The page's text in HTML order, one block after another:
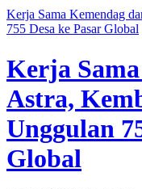
Kerja Sama Kemendag
755 Desa ke Pasar Global
Kerja
Astra,
Unggulan
Global